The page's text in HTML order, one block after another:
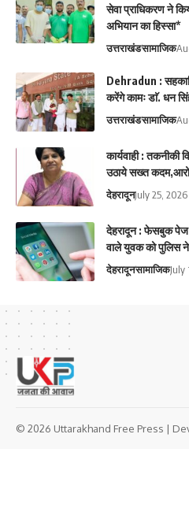
सेवा प्राधिकरण ने
अभियान का हिस्सा*
उत्तराखंडसामाजिक
Dehradun :
करेंगे कामः डाॅ. धन
उत्तराखंडसामाजिक
कार्यवाही : तकनीकी
उठाये सख्त
देहरादूनJuly 25, 2026
देहरादून : फेसबुक पेज
वाले युवक को पुलिस ने
देहरादूनसामाजिकJuly
© 2026 Uttarakhand Free Press |